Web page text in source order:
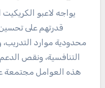
يواجه لاعبو
قدرتهم على
محدودية موارد
التنافسية، ونقص
هذه العوامل مجتمعة